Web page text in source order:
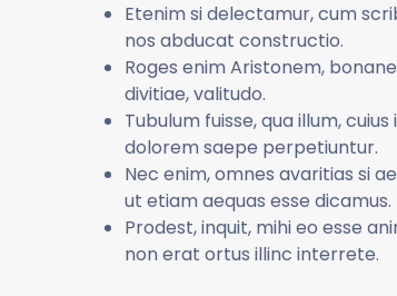
Etenim si delectamur, cum
nos abducat constructio.
Roges enim Aristonem,
divitiae, valitudo.
Tubulum fuisse, qua illum,
dolorem saepe perpetiuntur.
Nec enim, omnes avaritias si
ut etiam aequas esse dicamus.
Prodest, inquit, mihi eo esse
non erat ortus illinc interrete.